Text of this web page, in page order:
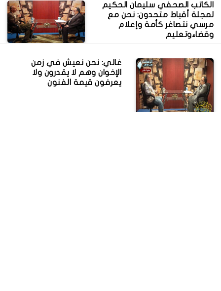
الكاتب الصحفي سليمان الحكيم
لمجلة أقباط متحدون: نحن مع
مرسي نتصاغر كأمة وإعلام
وقضاءوتعليم
غالي: نحن نعيش في زمن
الإخوان وهم لا يقدرون ولا
يعرفون قيمة الفنون